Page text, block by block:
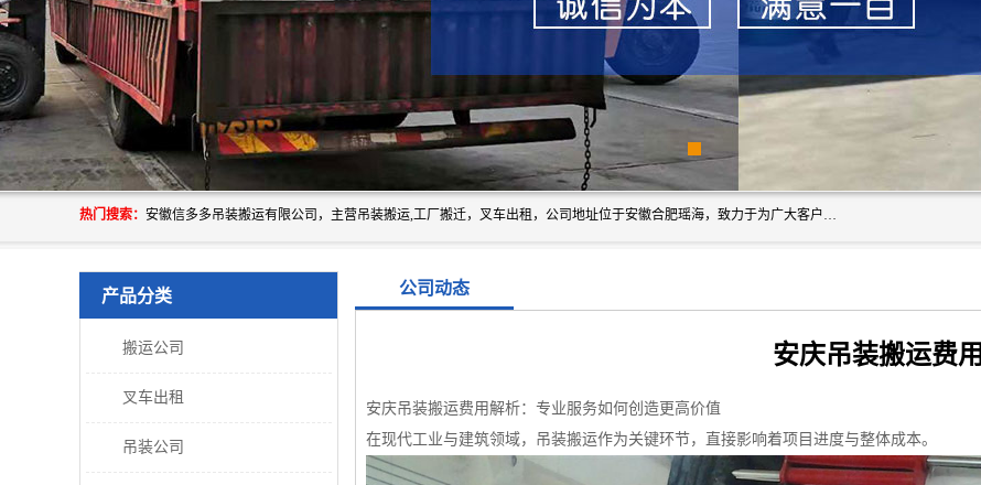
热门搜索： 安徽信多多吊装搬运有限公司，主营吊装搬运,工厂搬迁，叉车出租，公司地址位于安徽合肥瑶海，致力于为广大客户提供优质的产品/服务，如果您对我公司的产品服务感兴趣，请联系[安徽信多多吊装搬运有限公司]，期待您的来电。
产品分类
搬运公司
叉车出租
吊装公司
公司动态
安庆吊装搬运费用
安庆吊装搬运费用解析：专业服务如何创造更高价值
在现代工业与建筑领域，吊装搬运作为关键环节，直接影响着项目进度与整体成本。